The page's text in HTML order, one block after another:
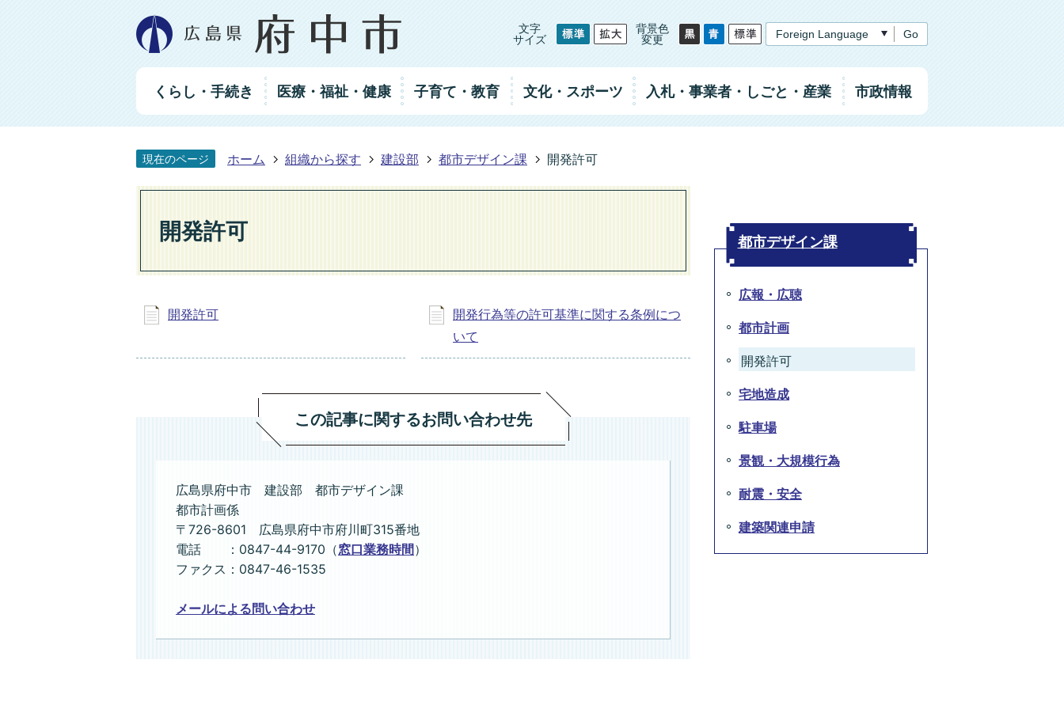
文字
サイズ
背景色
変更
Go
グ
ー
バ
ナ
ン
くらし・手続き 医療・福祉・健康 子育て・教育 文化・スポーツ 入札・事業者 ・しごと ・産業 市政情報
現在のページ ホーム 組織から探す 建設部 都市デザイン課 開発許可
開発許可
開発許可
開発行為等の許可基準に関する条例につ
いて
この記事に関するお問い合わせ先
広島県府中市 建設部 都市デザイン課
都市計画係
〒726-8601 広島県府中市府川町315番地
電話 ：0847-44-9170（窓口業務時間 ）
ファクス：0847-46-1535
メールによる問い合わせ
都市デザイン課
広報・広聴
都市計画
開発許可
宅地造成
駐車場
景観・大規模行為
耐震・安全
建築関連申請